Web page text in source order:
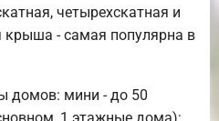
четырехскатная и
крыша - самая популярна в
домов: мини - до 50